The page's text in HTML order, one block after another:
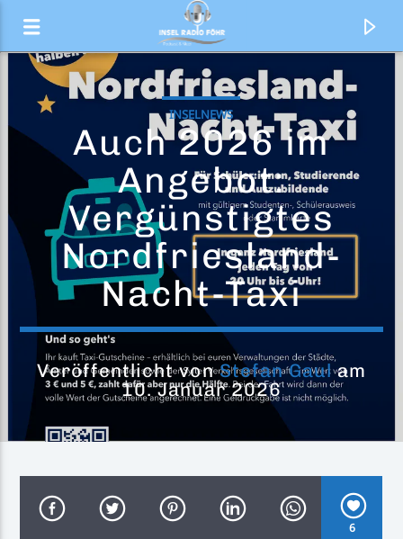
Aktueller Titel
The Fate of Ophelia
Taylor Swift
Inselradio Föhr
INSELNEWS
Auch 2026 im
Angebot:
Vergünstigtes
Nordfriesland-
Nacht-Taxi
Veröffentlicht vonStefan Gaulam
10. Januar 2026
6